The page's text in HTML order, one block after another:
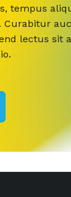
tempus
Curabitur
lectus sit